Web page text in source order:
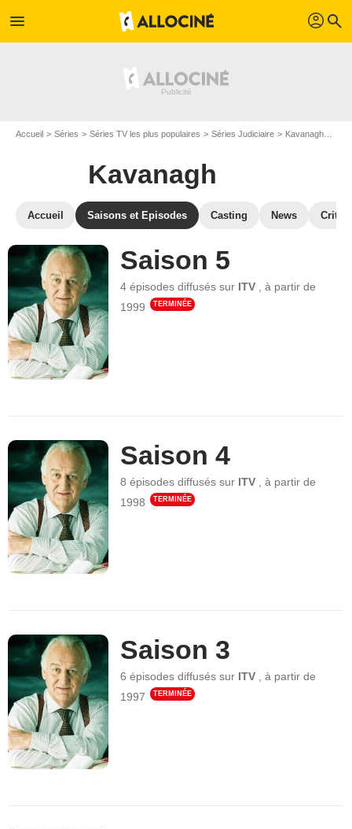
menu profil search
Accueil Séries Séries TV les plus populaires Séries Judiciaire Kavanagh
Kavanagh
Accueil Saisons et Episodes Casting News
Saison 5
4 épisodes diffusés sur ITV ,à partir de
1999
TERMINÉE
Saison 4
8 épisodes diffusés sur ITV ,à partir de
1998
TERMINÉE
Saison 3
6 épisodes diffusés sur ITV ,à partir de
1997
TERMINÉE